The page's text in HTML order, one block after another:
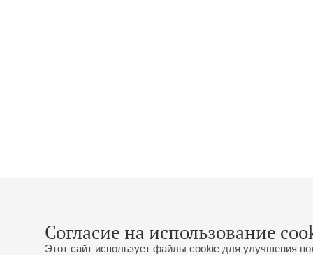
Согласие на использование
Этот сайт использует файлы cookie для улучшения